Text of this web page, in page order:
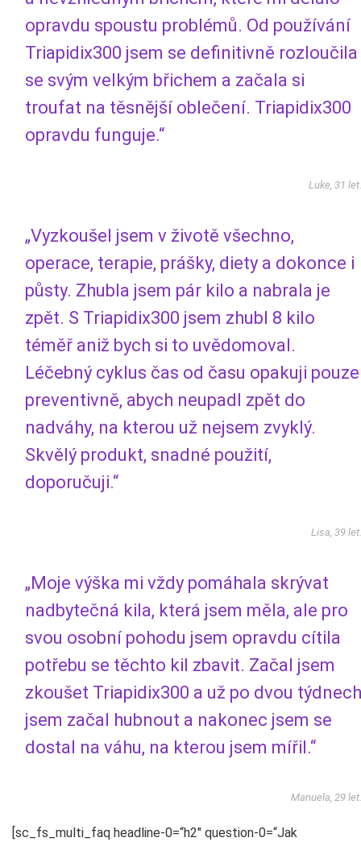
opravdu spoustu problémů. Od používání
Triapidix300 jsem se definitivně rozloučila
se svým velkým břichem a začala si
troufat na těsnější oblečení. Triapidix300
opravdu funguje.“
Luke, 31 let.
„Vyzkoušel jsem v životě všechno,
operace, terapie, prášky, diety a dokonce i
půsty. Zhubla jsem pár kilo a nabrala je
zpět. S Triapidix300 jsem zhubl 8 kilo
téměř aniž bych si to uvědomoval.
Léčebný cyklus čas od času opakuji pouze
preventivně, abych neupadl zpět do
nadváhy, na kterou už nejsem zvyklý.
Skvělý produkt, snadné použití,
doporučuji.“
Lisa, 39 let.
„Moje výška mi vždy pomáhala skrývat
nadbytečná kila, která jsem měla, ale pro
svou osobní pohodu jsem opravdu cítila
potřebu se těchto kil zbavit. Začal jsem
zkoušet Triapidix300 a už po dvou týdnech
jsem začal hubnout a nakonec jsem se
dostal na váhu, na kterou jsem mířil.“
Manuela, 29 let.
[sc_fs_multi_faq headline-0=“h2″ question-0=“Jak